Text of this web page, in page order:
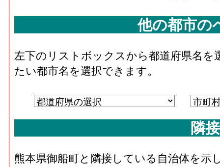
他の都市の
左下のリストボックスから都道府県名
たい都市名を選択できます。
隣
熊本県御船町と隣接している自治体を示